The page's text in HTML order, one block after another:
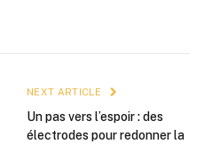
NEXT ARTICLE
Un pas vers l’espoir : des
électrodes pour redonner la